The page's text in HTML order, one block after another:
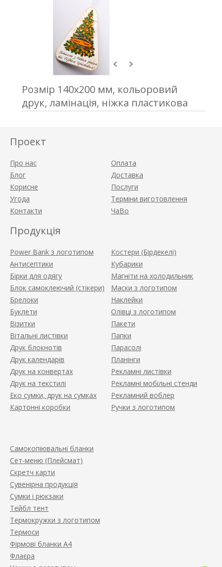
Розмір 140х200 мм, кольоровий
друк, ламінація, ніжка пластикова
Проект
Про нас
Блог
Корисне
Угода
Контакти
Оплата
Доставка
Послуги
Терміни виготовлення
ЧаВо
Продукція
Power Bank з логотипом
Антисептики
Бірки для одягу
Блок самоклеючий (стікери)
Брелоки
Буклети
Візитки
Вітальні листівки
Друк блокнотів
Друк календарів
Друк на конвертах
Друк на текстилі
Еко сумки, друк на сумках
Картонні коробки
Костери (Бірдекелі)
Кубарики
Магніти на холодильник
Маски з логотипом
Наклейки
Олівці з логотипом
Пакети
Папки
Парасолі
Планінги
Рекламні листівки
Рекламні мобільні стенди
Рекламний воблер
Ручки з логотипом
Самокопіювальні бланки
Сет-меню (Плейсмат)
Скретч карти
Сувенірна продукція
Сумки і рюкзаки
Тейбл тент
Термокружки з логотипом
Термоси
Фірмові бланки А4
Флаєра